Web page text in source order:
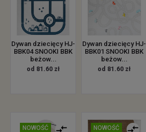
Dywan dziecięcy HJ-
BBK04 SNOOKI BBK
beżow...
od 81.60 zł
Dywan dziecięcy HJ-
BBK01 SNOOKI BBK
beżow...
od 81.60 zł
NOWOŚĆ NOWOŚĆ